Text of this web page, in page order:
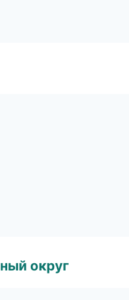
округ